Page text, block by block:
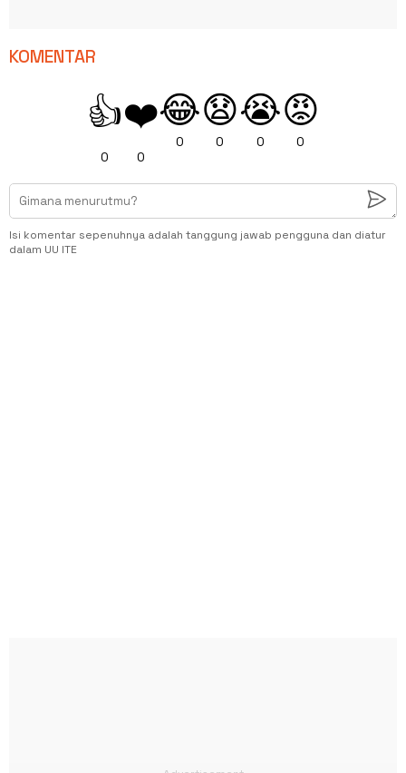
KOMENTAR
👍
0
❤️
0
😂
0
😧
0
😭
0
😡
0
Isi komentar sepenuhnya adalah tanggung jawab pengguna dan diatur
dalam UU ITE